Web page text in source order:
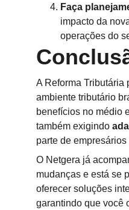
Faça
impacto da
operações do
A Reforma Tributária
ambiente tributário
benefícios no médio
também exigindo
parte de
O Netgera já
mudanças e está se
oferecer soluções
garantindo que você